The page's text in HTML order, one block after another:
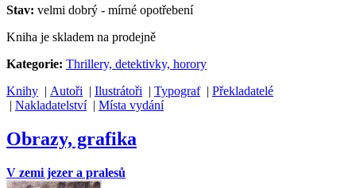
Stav: velmi dobrý - mírné opotřebení
Kniha je skladem na prodejně
Kategorie: Thrillery, detektivky, horory
Knihy | Autoři | Ilustrátoři | Typograf| Překladatelé
| Nakladatelství| Místa vydání
Obrazy, grafika
V zemi jezer a pralesů